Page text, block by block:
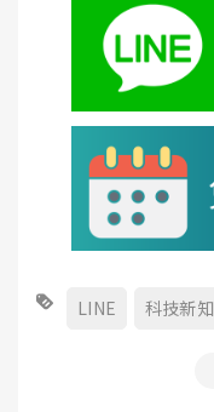
LINE 科技新知